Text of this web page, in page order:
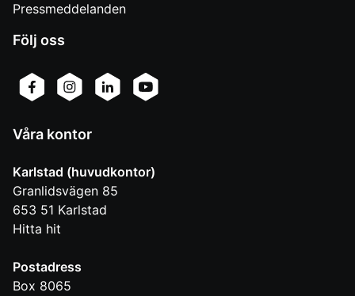
Pressmeddelanden
Följ oss
Våra kontor
Karlstad (huvudkontor)
Granlidsvägen 85
653 51 Karlstad
Hitta hit
Postadress
Box 8065